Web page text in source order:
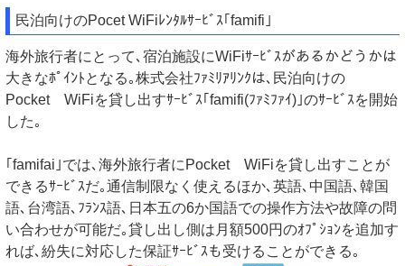
民泊向けのPocet WiFiﾚﾝﾀﾙｻｰﾋﾞｽ｢famifi｣
海外旅行者にとって､宿泊施設にWiFiｻｰﾋﾞｽがあるかどうかは
大きなﾎﾟｲﾝﾄとなる｡株式会社ﾌｧﾐﾘｱﾘﾝｸは､民泊向けの
Pocket WiFiを貸し出すｻｰﾋﾞｽ｢famifi(ﾌｧﾐﾌｧｲ)｣のｻｰﾋﾞｽを開始
した｡
｢famifai｣では､海外旅行者にPocket WiFiを貸し出すことが
できるｻｰﾋﾞｽだ｡通信制限なく使えるほか､英語､中国語､韓国
語､台湾語､ﾌﾗﾝｽ語､日本五の6か国語での操作方法や故障の問
い合わせが可能だ｡貸し出し側は月額500円のｵﾌﾟｼｮﾝを追加す
れば､紛失に対応した保証ｻｰﾋﾞｽも受けることができる｡